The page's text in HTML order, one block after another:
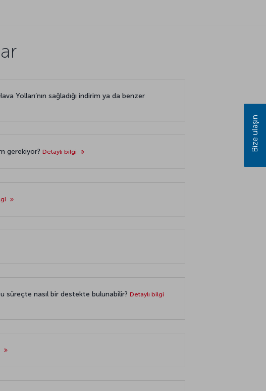
Yolları’nın sağladığı indirim ya da benzer
gerekiyor? Detaylı bilgi
süreçte nasıl bir destekte bulunabilir? Detaylı bilgi
Bize ulaşın